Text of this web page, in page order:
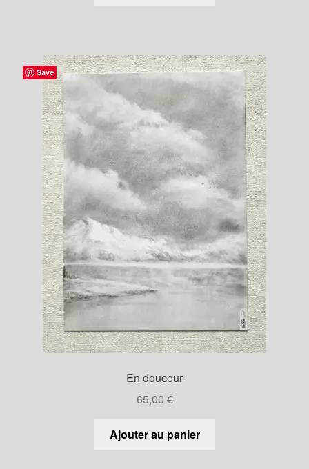
Save
En douceur
65,00 €
Ajouter au panier